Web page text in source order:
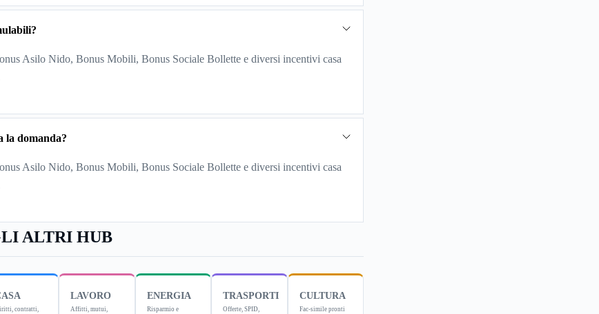
Asilo Nido, Bonus Mobili, Bonus Sociale Bollette e diversi incentivi casa
la domanda?
Asilo Nido, Bonus Mobili, Bonus Sociale Bollette e diversi incentivi casa
ALTRI HUB
contratti,
LAVORO
Affitti, mutui,
ENERGIA
Risparmio e
TRASPORTI
Offerte, SPID,
CULTURA
Fac-simile pronti